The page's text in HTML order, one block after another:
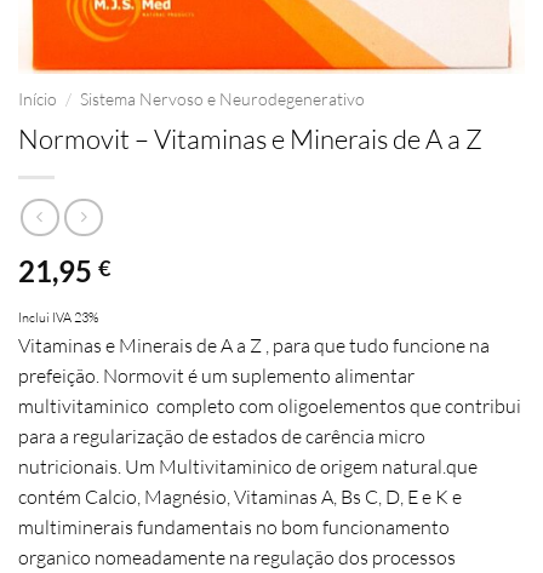
Início / Sistema Nervoso e Neurodegenerativo
Normovit – Vitaminas e Minerais de A a Z
21,95 €
Inclui IVA 23%
Vitaminas e Minerais de A a Z , para que tudo funcione na
prefeição. Normovit é um suplemento alimentar
multivitaminico completo com oligoelementos que contribui
para a regularização de estados de carência micro
nutricionais. Um Multivitaminico de origem natural.que
contém Calcio, Magnésio, Vitaminas A, Bs C, D, E e K e
multiminerais fundamentais no bom funcionamento
organico nomeadamente na regulação dos processos